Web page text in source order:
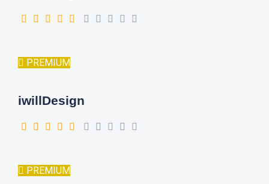
PREMIUM
iwillDesign
PREMIUM